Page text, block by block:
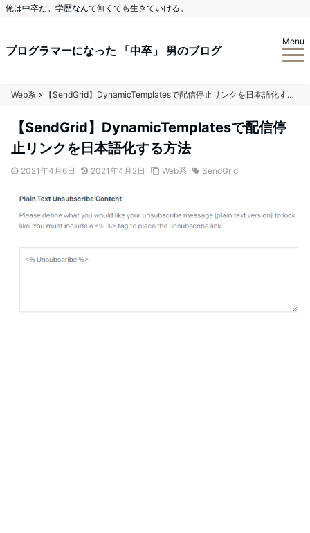
俺は中卒だ。学歴なんて無くても生きていける。
プログラマーになった 「中卒」 男のブログ
Menu
Web系 【SendGrid】DynamicTemplatesで配信停止リンクを日本語化する方法
【SendGrid】DynamicTemplatesで配信停
止リンクを日本語化する方法
2021年4月6日 2021年4月2日 Web系 SendGrid